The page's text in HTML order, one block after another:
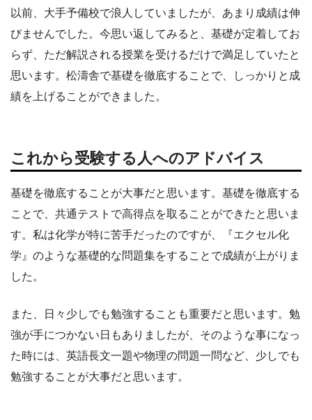
以前、大手予備校で浪人していましたが、あまり成績は伸
びませんでした。今思い返してみると、基礎が定着してお
らず、ただ解説される授業を受けるだけで満足していたと
思います。松濤舎で基礎を徹底することで、しっかりと成
績を上げることができました。
これから受験する人へのアドバイス
基礎を徹底することが大事だと思います。基礎を徹底する
ことで、共通テストで高得点を取ることができたと思いま
す。私は化学が特に苦手だったのですが、『エクセル化
学』のような基礎的な問題集をすることで成績が上がりま
した。
また、日々少しでも勉強することも重要だと思います。勉
強が手につかない日もありましたが、そのような事になっ
た時には、英語長文一題や物理の問題一問など、少しでも
勉強することが大事だと思います。